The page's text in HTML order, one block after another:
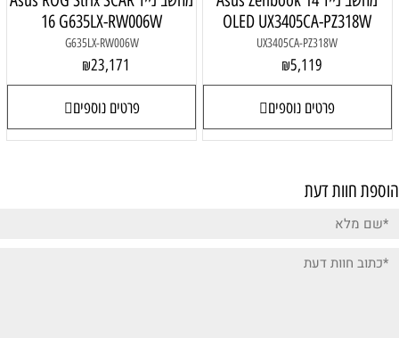
OLED UX3405CA-PZ318W
UX3405CA-PZ318W
₪5,119
פרטים נוספים
16 G635LX-RW006W
G635LX-RW006W
₪23,171
פרטים נוספים
הוספת חוות דעת